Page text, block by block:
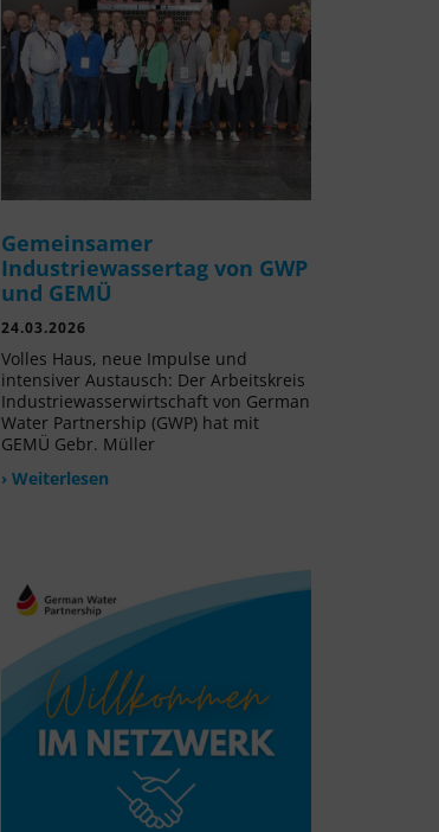
Gemeinsamer
Industriewassertag von GWP
und GEMÜ
24.03.2026
Volles Haus, neue Impulse und
intensiver Austausch: Der Arbeitskreis
Industriewasserwirtschaft von German
Water Partnership (GWP) hat mit
GEMÜ Gebr. Müller
› Weiterlesen